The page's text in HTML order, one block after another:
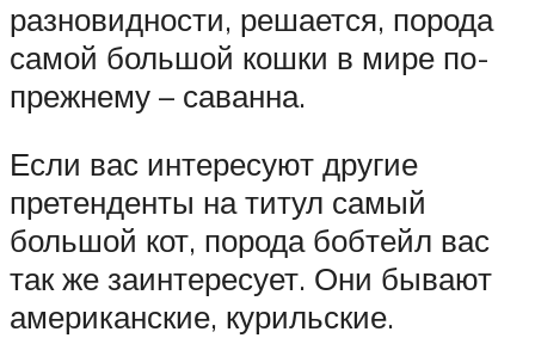
разновидности, решается, порода
самой большой кошки в мире по-
прежнему – саванна.
Если вас интересуют другие
претенденты на титул самый
большой кот, порода бобтейл вас
так же заинтересует. Они бывают
американские, курильские.